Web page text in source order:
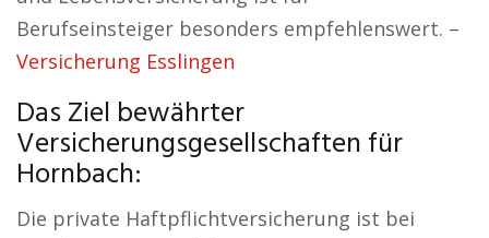
Berufseinsteiger besonders empfehlenswert. –
Versicherung Esslingen
Das Ziel bewährter
Versicherungsgesellschaften für
Hornbach:
Die private Haftpflichtversicherung ist bei